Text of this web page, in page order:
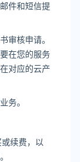
件和短信提
审核申请。
在您的服务
对应的云产
务。
续费，以